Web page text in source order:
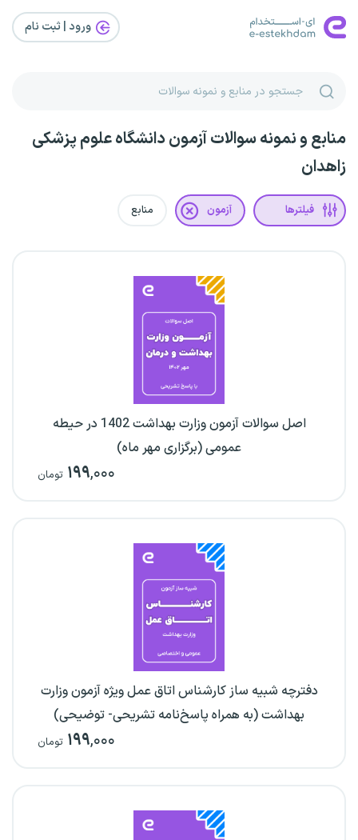
ورود | ثبت‌ نام
منابع و نمونه سوالات آزمون دانشگاه علوم پزشکی
زاهدان
فیلترها آزمون منابع
اصل سوالات آزمون وزارت بهداشت 1402 در حیطه
عمومی (برگزاری مهر ماه)
۱۹۹,۰۰۰ تومان
دفترچه شبیه ساز کارشناس اتاق عمل ویژه آزمون وزارت
بهداشت (به همراه پاسخ‌نامه تشریحی- توضیحی)
۱۹۹,۰۰۰ تومان